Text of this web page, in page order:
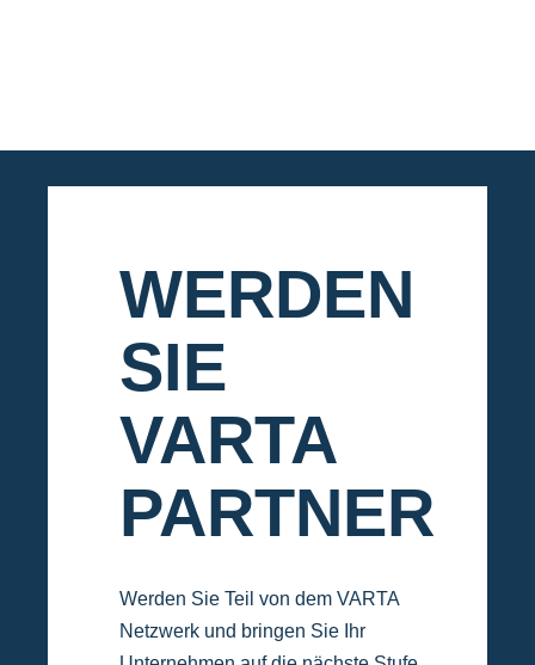
WERDEN
SIE
VARTA
PARTNER
Werden Sie Teil von dem VARTA
Netzwerk und bringen Sie Ihr